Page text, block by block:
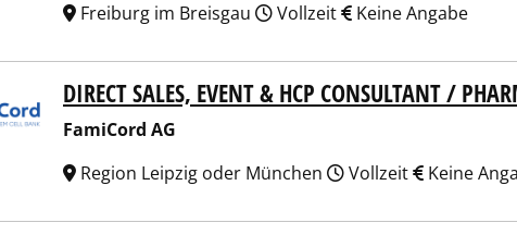
Freiburg im Breisgau
Vollzeit Keine Angabe
DIRECT SALES, EVENT & HCP CONSULTANT /
FamiCord AG
Region Leipzig oder München
Vollzeit Keine